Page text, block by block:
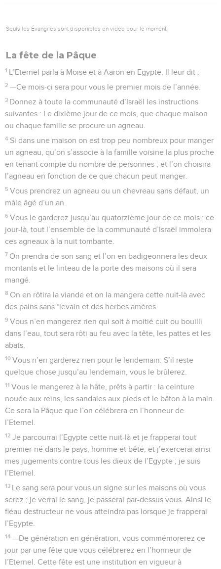
Seuls les Évangiles sont disponibles en vidéo pour le moment.
La fête de la Pâque
1 L’Eternel parla à Moïse et à Aaron en Egypte. Il leur dit :
2 —Ce mois-ci sera pour vous le premier mois de l’année.
3 Donnez à toute la communauté d’Israël les instructions
suivantes : Le dixième jour de ce mois, que chaque maison
ou chaque famille se procure un agneau.
4 Si dans une maison on est trop peu nombreux pour manger
un agneau, qu’on s’associe à la famille voisine la plus proche
en tenant compte du nombre de personnes ; et l’on choisira
l’agneau en fonction de ce que chacun peut manger.
5 Vous prendrez un agneau ou un chevreau sans défaut, un
mâle âgé d’un an.
6 Vous le garderez jusqu’au quatorzième jour de ce mois : ce
jour-là, tout l’ensemble de la communauté d’Israël immolera
ces agneaux à la nuit tombante.
7 On prendra de son sang et l’on en badigeonnera les deux
montants et le linteau de la porte des maisons où il sera
mangé.
8 On en rôtira la viande et on la mangera cette nuit-là avec
des pains sans *levain et des herbes amères.
9 Vous n’en mangerez rien qui soit à moitié cuit ou bouilli
dans l’eau, tout sera rôti au feu avec la tête, les pattes et les
abats.
10 Vous n’en garderez rien pour le lendemain. S’il reste
quelque chose jusqu’au lendemain, vous le brûlerez.
11 Vous le mangerez à la hâte, prêts à partir : la ceinture
nouée aux reins, les sandales aux pieds et le bâton à la main.
Ce sera la Pâque que l’on célébrera en l’honneur de
l’Eternel.
12 Je parcourrai l’Egypte cette nuit-là et je frapperai tout
premier-né dans le pays, homme et bête, et j’exercerai ainsi
mes jugements contre tous les dieux de l’Egypte ; je suis
l’Eternel.
13 Le sang sera pour vous un signe sur les maisons où vous
serez ; je verrai le sang, je passerai par-dessus vous. Ainsi le
fléau destructeur ne vous atteindra pas lorsque je frapperai
l’Egypte.
14 —De génération en génération, vous commémorerez ce
jour par une fête que vous célébrerez en l’honneur de
l’Eternel. Cette fête est une institution en vigueur à